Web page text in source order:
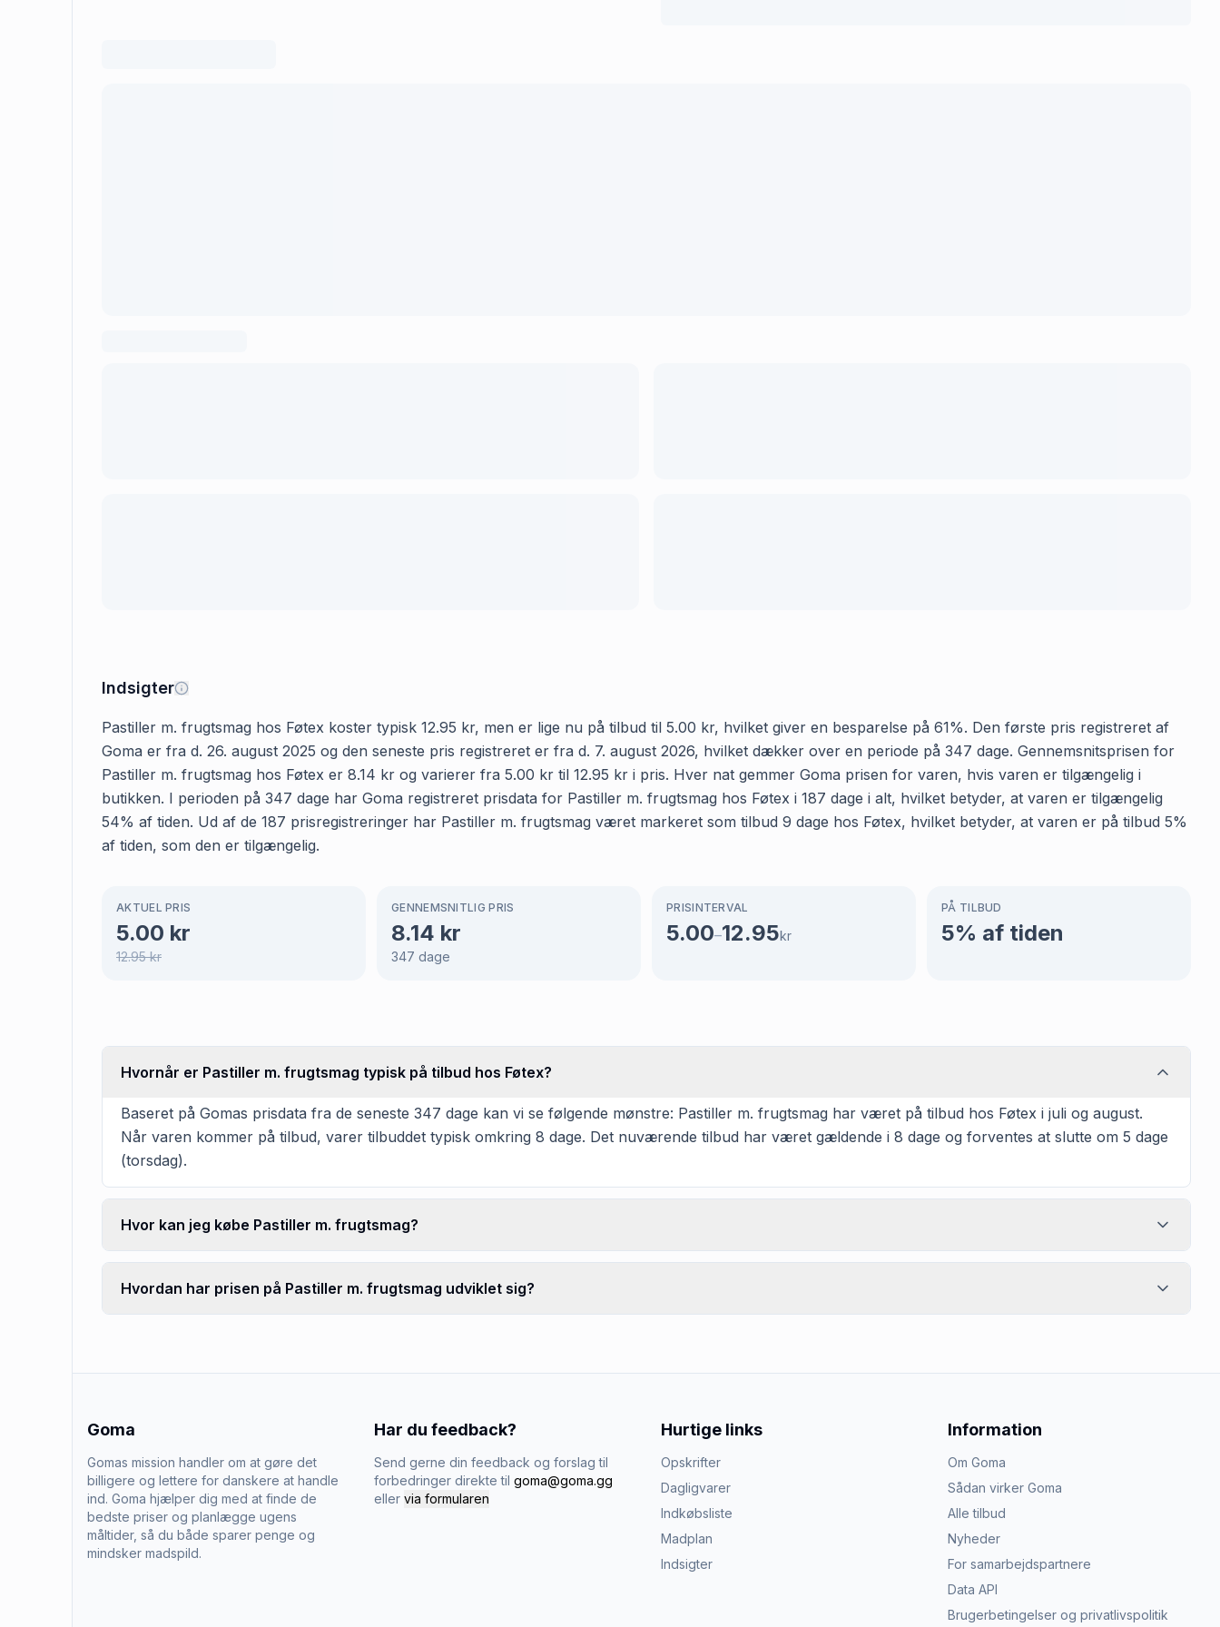
Indsigter
Pastiller m. frugtsmag hos Føtex koster typisk 12.95 kr, men er lige nu på tilbud til 5.00 kr, hvilket giver en besparelse på 61%. Den første pris registreret af
Goma er fra d. 26. august 2025 og den seneste pris registreret er fra d. 7. august 2026, hvilket dækker over en periode på 347 dage. Gennemsnitsprisen for
Pastiller m. frugtsmag hos Føtex er 8.14 kr og varierer fra 5.00 kr til 12.95 kr i pris. Hver nat gemmer Goma prisen for varen, hvis varen er tilgængelig i
butikken. I perioden på 347 dage har Goma registreret prisdata for Pastiller m. frugtsmag hos Føtex i 187 dage i alt, hvilket betyder, at varen er tilgængelig
54% af tiden. Ud af de 187 prisregistreringer har Pastiller m. frugtsmag været markeret som tilbud 9 dage hos Føtex, hvilket betyder, at varen er på tilbud 5%
af tiden, som den er tilgængelig.
AKTUEL PRIS
5.00 kr
12.95kr
GENNEMSNITLIG PRIS
8.14 kr
347 dage
PRISINTERVAL
5.00–12.95kr
PÅ TILBUD
5% af tiden
Hvornår er Pastiller m. frugtsmag typisk på tilbud hos Føtex?
Baseret på Gomas prisdata fra de seneste 347 dage kan vi se følgende mønstre: Pastiller m. frugtsmag har været på tilbud hos Føtex i juli og august.
Når varen kommer på tilbud, varer tilbuddet typisk omkring 8 dage. Det nuværende tilbud har været gældende i 8 dage og forventes at slutte om 5 dage
(torsdag).
Hvor kan jeg købe Pastiller m. frugtsmag?
Hvordan har prisen på Pastiller m. frugtsmag udviklet sig?
Goma
Gomas mission handler om at gøre det
billigere og lettere for danskere at handle
ind. Goma hjælper dig med at finde de
bedste priser og planlægge ugens
måltider, så du både sparer penge og
mindsker madspild.
Har du feedback?
Send gerne din feedback og forslag til
forbedringer direkte til goma@goma.gg
eller via formularen
Hurtige links
Opskrifter
Dagligvarer
Indkøbsliste
Madplan
Indsigter
Information
Om Goma
Sådan virker Goma
Alle tilbud
Nyheder
For samarbejdspartnere
Data API
Brugerbetingelser og privatlivspolitik